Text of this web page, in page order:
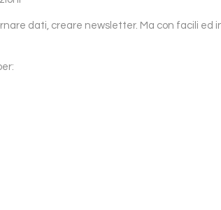
dati, creare newsletter. Ma con facili ed